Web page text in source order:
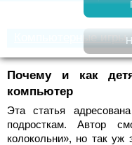
Компьютерные игры
Почему и как
компьютер
Эта статья
подросткам. Автор
колокольни», но так уж